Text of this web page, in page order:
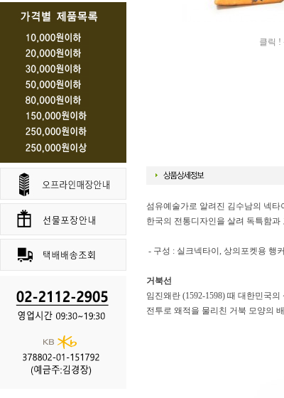
클릭 !
섬유예술가로 알려진 김수남의 넥
한국의 전통디자인을 살려 독특함
- 구성 : 실크넥타이, 상의포켓용 행
거북선
임진왜란 (1592-1598) 때 대한민국
전투로 왜적을 물리친 거북 모양의